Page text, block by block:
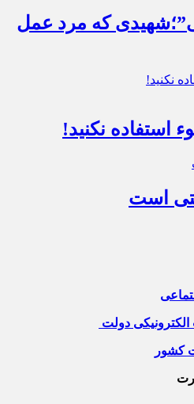
که مرد عمل
استفاده نکنید!
است
دولت
کشور